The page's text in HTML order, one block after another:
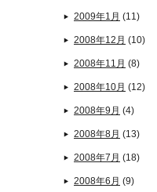
2009年1月 (11)
2008年12月 (10)
2008年11月 (8)
2008年10月 (12)
2008年9月 (4)
2008年8月 (13)
2008年7月 (18)
2008年6月 (9)